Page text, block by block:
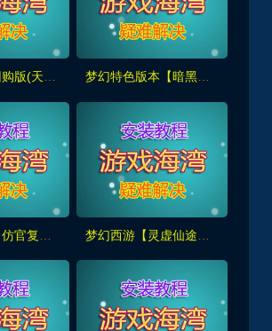
天海普拉斯团购版(天元第四版),仿官复古互通端,一键组队+带全套源码+局域外网教程 梦幻特色版本【暗黑西游】暗黑副本-大陆-神器-称号等众多新鲜玩法，带全套源码及外网架设教程